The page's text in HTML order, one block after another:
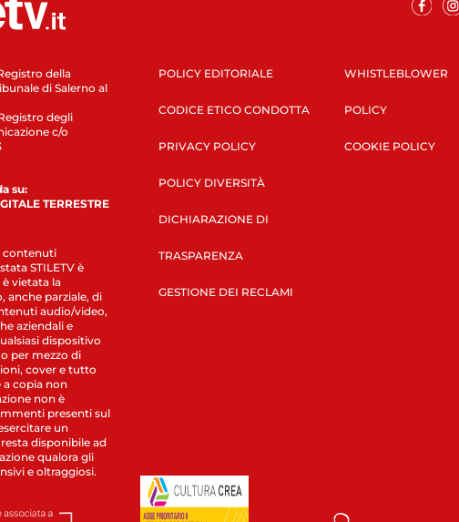
della
di Salerno al
degli
c/o
su:
TERRESTRE
contenuti
STILETV è
vietata la
anche parziale, di
audio/video,
aziendali e
dispositivo
per mezzo di
cover e tutto
a copia non
non è
presenti sul
un
disponibile ad
qualora gli
e oltraggiosi.
POLICY EDITORIALE
CODICE ETICO CONDOTTA
PRIVACY POLICY
POLICY DIVERSITÀ
DICHIARAZIONE DI
TRASPARENZA
GESTIONE DEI RECLAMI
WHISTLEBLOWER
POLICY
COOKIE POLICY